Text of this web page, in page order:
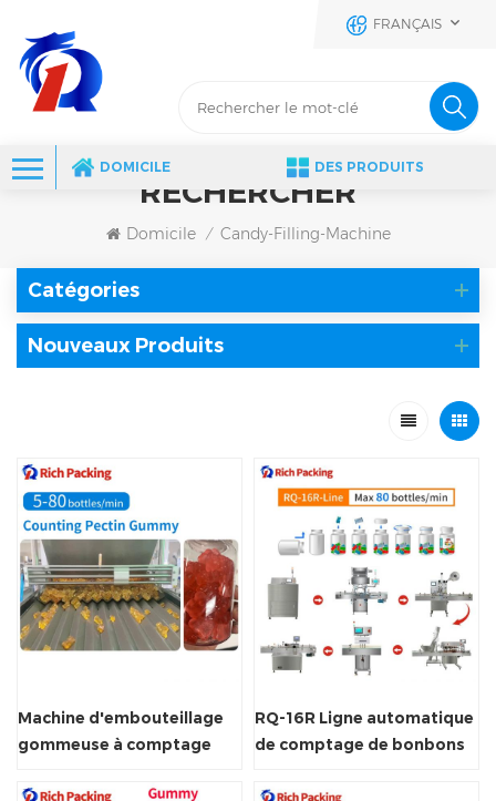
FRANÇAIS
DOMICILE DES PRODUITS
RECHERCHER
Domicile / Candy-Filling-Machine
Catégories
Nouveaux Produits
Machine d'embouteillage
gommeuse à comptage
RQ-16R Ligne automatique
de comptage de bonbons